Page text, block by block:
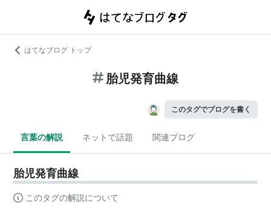
はてなブログ トップ
胎児発育曲線
このタグでブログを書く
言葉の解説 ネットで話題 関連ブログ
胎児発育曲線
このタグの解説について